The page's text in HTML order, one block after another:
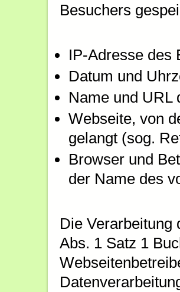
Besuchers
IP-Adresse des
Datum und
Name und URL
Webseite, von
gelangt (sog.
Browser und
der Name des
Die Verarbeitung
Abs. 1 Satz 1